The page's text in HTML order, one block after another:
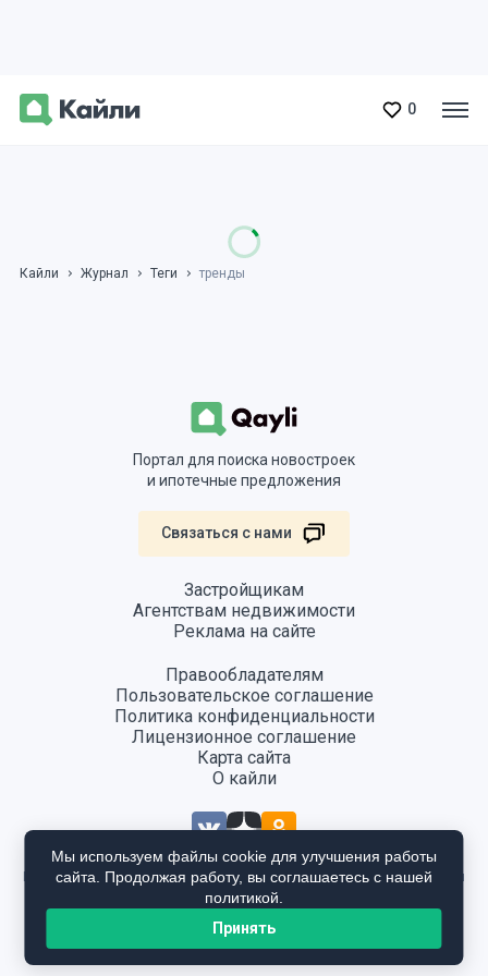
0
Кайли Журнал Теги тренды
Портал для поиска новостроек
и ипотечные предложения
Связаться с нами
Застройщикам
Агентствам недвижимости
Реклама на сайте
Правообладателям
Пользовательское соглашение
Политика конфиденциальности
Лицензионное соглашение
Карта сайта
О кайли
Информация, размещенная на сайте, не является публичной офертой
и предоставляется в ознакомительных целях. Для получения
подробной информации общайтесь в отдел продаж застройщика.
Мы используем файлы cookie для улучшения работы
сайта. Продолжая работу, вы соглашаетесь с нашей
политикой.
Принять